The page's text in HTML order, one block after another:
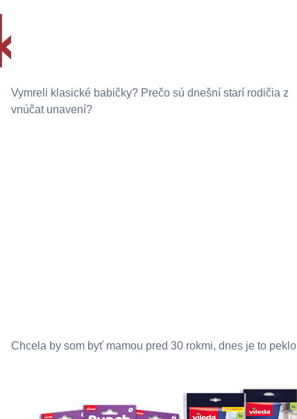
Vymreli klasické babičky? Prečo sú dnešní starí rodičia z
vnúčat unavení?
Chcela by som byť mamou pred 30 rokmi, dnes je to peklo